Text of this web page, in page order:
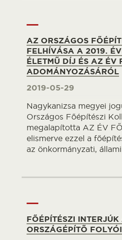
AZ ORSZÁGOS
FELHÍVÁSA A 2019.
ÉLETMŰ DÍJ ÉS AZ ÉV
ADOMÁNYOZÁSÁRÓL
2019-05-29
Nagykanizsa megyei
Országos Főépítészi
megalapította AZ ÉV
elismerve ezzel a
az önkormányzati,
FŐÉPÍTÉSZI INTERJÚK
ORSZÁGÉPÍTŐ